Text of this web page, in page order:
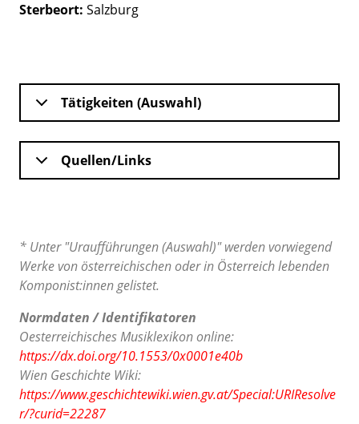
Sterbeort Salzburg
Tätigkeiten (Auswahl)
Quellen/Links
* Unter "Uraufführungen (Auswahl)" werden vorwiegend
Werke von österreichischen oder in Österreich lebenden
Komponist:innen gelistet.
Normdaten / Identifikatoren
Oesterreichisches Musiklexikon online:
https://dx.doi.org/10.1553/0x0001e40b
Wien Geschichte Wiki:
https://www.geschichtewiki.wien.gv.at/Special:URIResolve
r/?curid=22287